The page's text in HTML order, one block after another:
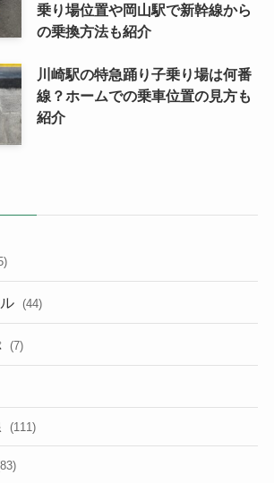
乗り場位置や岡山駅で新幹線から
の乗換方法も紹介
川崎駅の特急踊り子乗り場は何番
線？ホームでの乗車位置の見方も
紹介
(44)
(7)
(111)